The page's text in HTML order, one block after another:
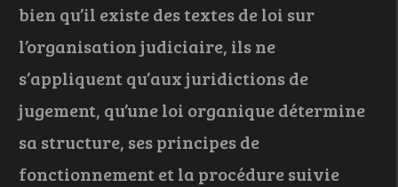
bien qu’il existe des textes de loi sur
l’organisation judiciaire, ils ne
s’appliquent qu’aux juridictions de
jugement, qu’une loi organique détermine
sa structure, ses principes de
fonctionnement et la procédure suivie